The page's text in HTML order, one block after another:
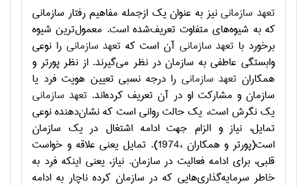
تعهد سازمانینیز به عنوان یك ازجمله مفاهیم رفتار سازمانی
که به شیوه‌های متفاوت تعریف‌شده است. معمول‌ترین شیوه
برخورد با تعهد سازمانی آن است که تعهد سازمانی را نوعی
وابستگی عاطفی به سازمان در نظر می‌گیرند. از نظر پورتر و
همکاران تعهد سازمانی را درجه نسبی تعیین هویت فرد یا
سازمان و مشارکت او در آن تعریف کرده‌اند. تعهد سازمانی
یك نگرش است، یك حالت روانی است که نشان‌دهنده نوعی
تمایل، نیاز و الزام جهت ادامه اشتغال در یك سازمان
است(پورتر و همکاران ،1974). تمایل یعنی علاقه و خواست
قلبی، برای ادامه فعالیت در سازمان. نیاز، یعنی اینکه فرد به
خاطر سرمایه‌گذاری‌هایی که در سازمان کرده ناچار به ادامه